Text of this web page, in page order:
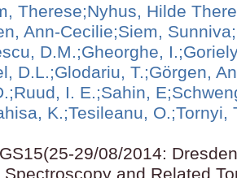
Therese;Nyhus, Hilde
Ann-Cecilie;Siem, Sunniva
D.M.;Gheorghe, I.
D.L.;Glodariu, T.;Görgen,
;Ruud, I. E.;Sahin, E
K.;Tesileanu, O.;Tornyi,
29/08/2014:
Spectroscopy and Related